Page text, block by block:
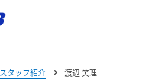
スタッフ紹介 渡辺 笑理